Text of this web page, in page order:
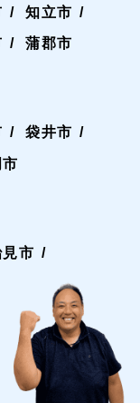
知立市
蒲郡市
袋井市
見市